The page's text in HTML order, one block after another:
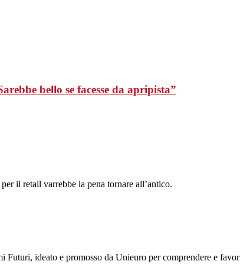
bello se facesse da apripista”
il retail varrebbe la pena tornare all’antico.
ideato e promosso da Unieuro per comprendere e